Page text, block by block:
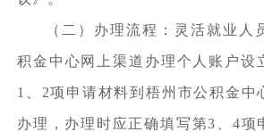
（二）办理流程：灵活就业人
积金中心网上渠道办理个人账户设
1、2项申请材料到梧州市公积金中
办理，办理时应正确填写第3、4项